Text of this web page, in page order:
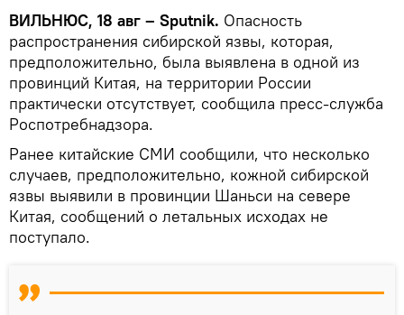
ВИЛЬНЮС, 18 авг – Sputnik. Опасность
распространения сибирской язвы, которая,
предположительно, была выявлена в одной из
провинций Китая, на территории России
практически отсутствует, сообщила пресс-служба
Роспотребнадзора.
Ранее китайские СМИ сообщили, что несколько
случаев, предположительно, кожной сибирской
язвы выявили в провинции Шаньси на севере
Китая, сообщений о летальных исходах не
поступало.